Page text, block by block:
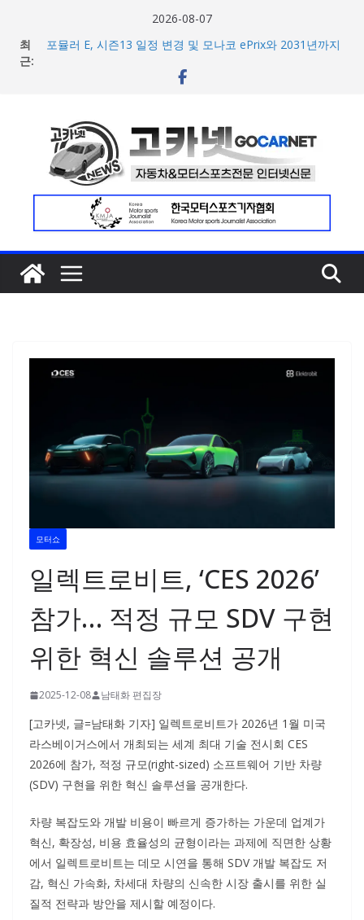
2026-08-07
최
근:
포뮬러 E, 시즌13 일정 변경 및 모나코 ePrix와 2031년까지
[신차] 아우디, 100km당 12.8kWh의 전비 달성한 컴팩트 순
공개… 본격 계약 개시
2026년 7월 국내 수입 승용차 신규 등록 전년 대비 14.3%
증가
한국타이어, 안전한 여름철 주행 위한 타이어 관리법 제안
모터쇼
일렉트로비트, ‘CES 2026’
참가… 적정 규모 SDV 구현
위한 혁신 솔루션 공개
2025-12-08 남태화 편집장
[고카넷, 글=남태화 기자] 일렉트로비트가 2026년 1월 미국
라스베이거스에서 개최되는 세계 최대 기술 전시회 CES
2026에 참가, 적정 규모(right-sized) 소프트웨어 기반 차량
(SDV) 구현을 위한 혁신 솔루션을 공개한다.
차량 복잡도와 개발 비용이 빠르게 증가하는 가운데 업계가
혁신, 확장성, 비용 효율성의 균형이라는 과제에 직면한 상황
에서 일렉트로비트는 데모 시연을 통해 SDV 개발 복잡도 저
감, 혁신 가속화, 차세대 차량의 신속한 시장 출시를 위한 실
질적 전략과 방안을 제시할 예정이다.